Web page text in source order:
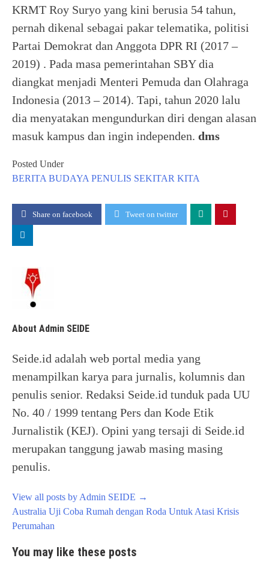
KRMT Roy Suryo yang kini berusia 54 tahun,
pernah dikenal sebagai pakar telematika, politisi
Partai Demokrat dan Anggota DPR RI (2017 –
2019) . Pada masa pemerintahan SBY dia
diangkat menjadi Menteri Pemuda dan Olahraga
Indonesia (2013 – 2014). Tapi, tahun 2020 lalu
dia menyatakan mengundurkan diri dengan alasan
masuk kampus dan ingin independen. dms
Posted Under
BERITA BUDAYA PENULIS SEKITAR KITA
Share on facebook Tweet on twitter
About Admin SEIDE
Seide.id adalah web portal media yang
menampilkan karya para jurnalis, kolumnis dan
penulis senior. Redaksi Seide.id tunduk pada UU
No. 40 / 1999 tentang Pers dan Kode Etik
Jurnalistik (KEJ). Opini yang tersaji di Seide.id
merupakan tanggung jawab masing masing
penulis.
View all posts by Admin SEIDE →
Post
navigation
Australia Uji Coba Rumah dengan Roda Untuk Atasi Krisis
Perumahan
You may like these posts